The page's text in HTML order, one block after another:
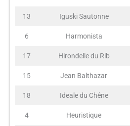
13 Iguski Sautonne
6 Harmonista
17 Hirondelle du Rib
15 Jean Balthazar
18 Ideale du Chêne
4 Heuristique